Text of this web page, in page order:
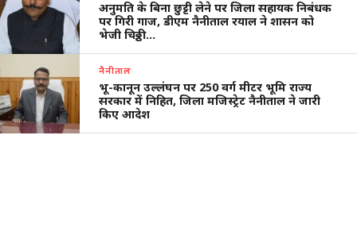
अनुमति के बिना छुट्टी लेने पर जिला सहायक निबंधक
पर गिरी गाज, डीएम नैनीताल रयाल ने शासन को
भेजी चिठ्ठी…
नैनीताल
भू-कानून उल्लंघन पर 250 वर्ग मीटर भूमि राज्य
सरकार में निहित, जिला मजिस्ट्रेट नैनीताल ने जारी
किए आदेश